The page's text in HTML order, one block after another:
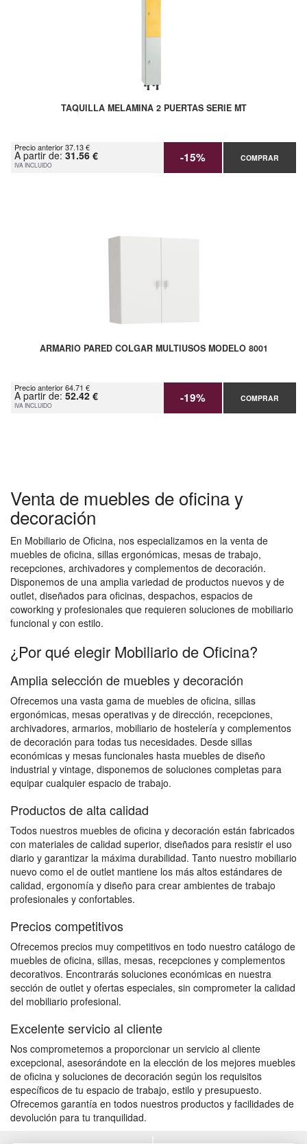
TAQUILLA MELAMINA 2 PUERTAS SERIE MT
Precio anterior 37.13 €
A partir de: 31.56 €
IVA INCLUIDO -15% COMPRAR
ARMARIO PARED COLGAR MULTIUSOS MODELO 8001
Precio anterior 64.71 €
A partir de: 52.42 €
IVA INCLUIDO -19% COMPRAR
Venta de muebles de oficina y
decoración
En Mobiliario de Oficina, nos especializamos en la venta de
muebles de oficina, sillas ergonómicas, mesas de trabajo,
recepciones, archivadores y complementos de decoración.
Disponemos de una amplia variedad de productos nuevos y de
outlet, diseñados para oficinas, despachos, espacios de
coworking y profesionales que requieren soluciones de mobiliario
funcional y con estilo.
¿Por qué elegir Mobiliario de Oficina?
Amplia selección de muebles y decoración
Ofrecemos una vasta gama de muebles de oficina, sillas
ergonómicas, mesas operativas y de dirección, recepciones,
archivadores, armarios, mobiliario de hostelería y complementos
de decoración para todas tus necesidades. Desde sillas
económicas y mesas funcionales hasta muebles de diseño
industrial y vintage, disponemos de soluciones completas para
equipar cualquier espacio de trabajo.
Productos de alta calidad
Todos nuestros muebles de oficina y decoración están fabricados
con materiales de calidad superior, diseñados para resistir el uso
diario y garantizar la máxima durabilidad. Tanto nuestro mobiliario
nuevo como el de outlet mantiene los más altos estándares de
calidad, ergonomía y diseño para crear ambientes de trabajo
profesionales y confortables.
Precios competitivos
Ofrecemos precios muy competitivos en todo nuestro catálogo de
muebles de oficina, sillas, mesas, recepciones y complementos
decorativos. Encontrarás soluciones económicas en nuestra
sección de outlet y ofertas especiales, sin comprometer la calidad
del mobiliario profesional.
Excelente servicio al cliente
Nos comprometemos a proporcionar un servicio al cliente
excepcional, asesorándote en la elección de los mejores muebles
de oficina y soluciones de decoración según los requisitos
específicos de tu espacio de trabajo, estilo y presupuesto.
Ofrecemos garantía en todos nuestros productos y facilidades de
devolución para tu tranquilidad.